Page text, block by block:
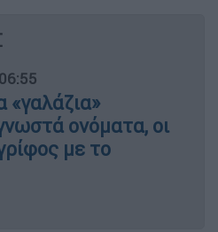
«γαλάζια»
ονόματα, οι
με το